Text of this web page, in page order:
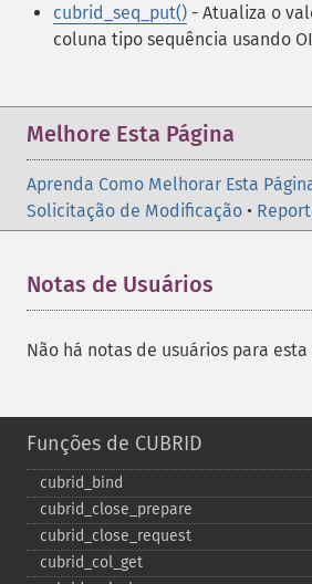
cubrid_seq_put() - Atualiza o
coluna tipo sequência usando
Melhore Esta Página
Aprenda Como Melhorar Esta
Solicitação de Modificação •
Notas de Usuários
Não há notas de usuários para esta
Funções de CUBRID
cubrid_​bind
cubrid_​close_​prepare
cubrid_​close_​request
cubrid_​col_​get